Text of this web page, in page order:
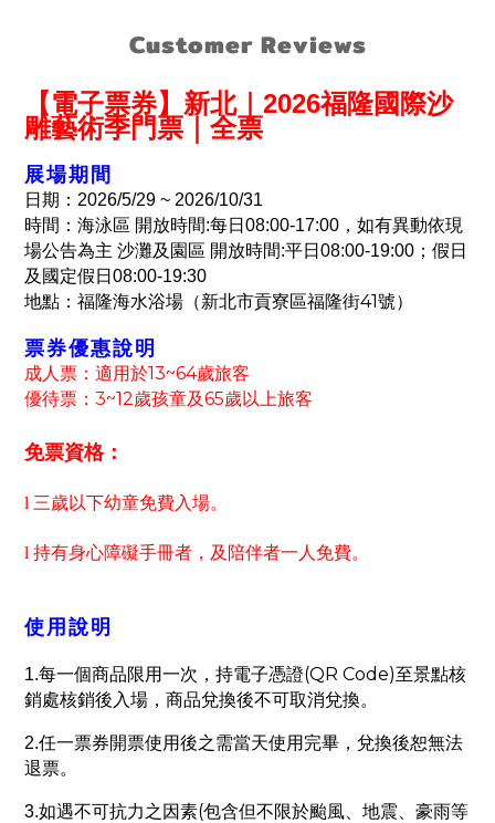
Customer Reviews
【電子票券】新北｜2026福隆國際沙
雕藝術季門票｜全票
展場期間
日期：2026/5/29 ~ 2026/10/31
時間： 海泳區 開放時間:每日08:00-17:00，如有異動依現
場公告為主 沙灘及園區 開放時間:平日08:00-19:00；假日
及國定假日08:00-19:30
地點：福隆海水浴場（新北市貢寮區福隆街41號）
票券優惠說明
成人票：適用於13~64歲旅客
優待票： 3~12歲孩童及65歲以上旅客
免票資格：
l 三歲以下幼童免費入場。
l 持有身心障礙手冊者，及陪伴者一人免費。
使用說明
1.每一個商品限用一次，持電子憑證(QR Code)至景點核
銷處核銷後入場，商品兌換後不可取消兌換。
2.任一票券開票使用後之需當天使用完畢，兌換後恕無法
退票。
3.如遇不可抗力之因素(包含但不限於颱風、地震、豪雨等